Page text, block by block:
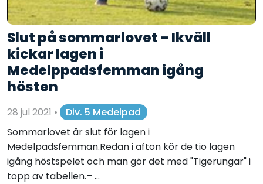
Slut på sommarlovet – Ikväll
kickar lagen i
Medelppadsfemman igång
hösten
28 jul 2021 •
Div. 5 Medelpad
Sommarlovet är slut för lagen i
Medelpadsfemman.Redan i afton kör de tio lagen
igång höstspelet och man gör det med "Tigerungar" i
topp av tabellen.– ...